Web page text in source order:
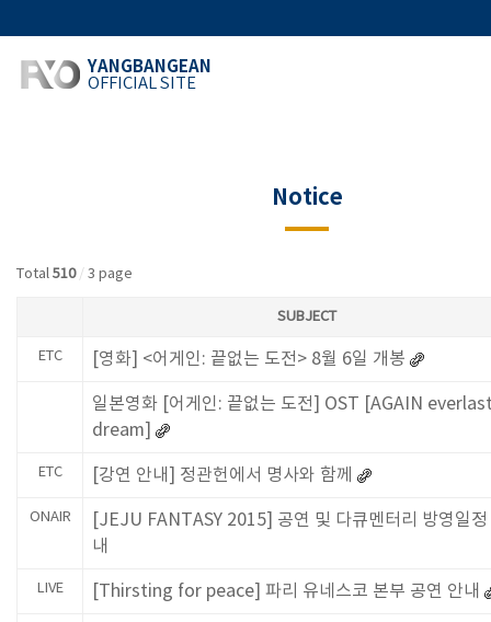
YANGBANGEAN
OFFICIAL SITE
Notice
Total 510 / 3 page
SUBJECT
ETC [영화] <어게인: 끝없는 도전> 8월 6일 개봉
일본영화 [어게인: 끝없는 도전] OST [AGAIN
dream]
ETC [강연 안내] 정관헌에서 명사와 함께
ONAIR
[JEJU FANTASY 2015] 공연 및 다큐멘터리 방영일정
내
LIVE [Thirsting for peace] 파리 유네스코 본부 공연 안내